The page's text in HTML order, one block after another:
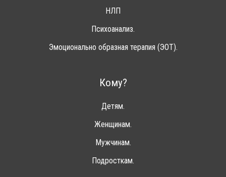
НЛП
Психоанализ.
Эмоционально образная терапия (ЭОТ).
Кому?
Детям.
Женщинам.
Мужчинам.
Подросткам.